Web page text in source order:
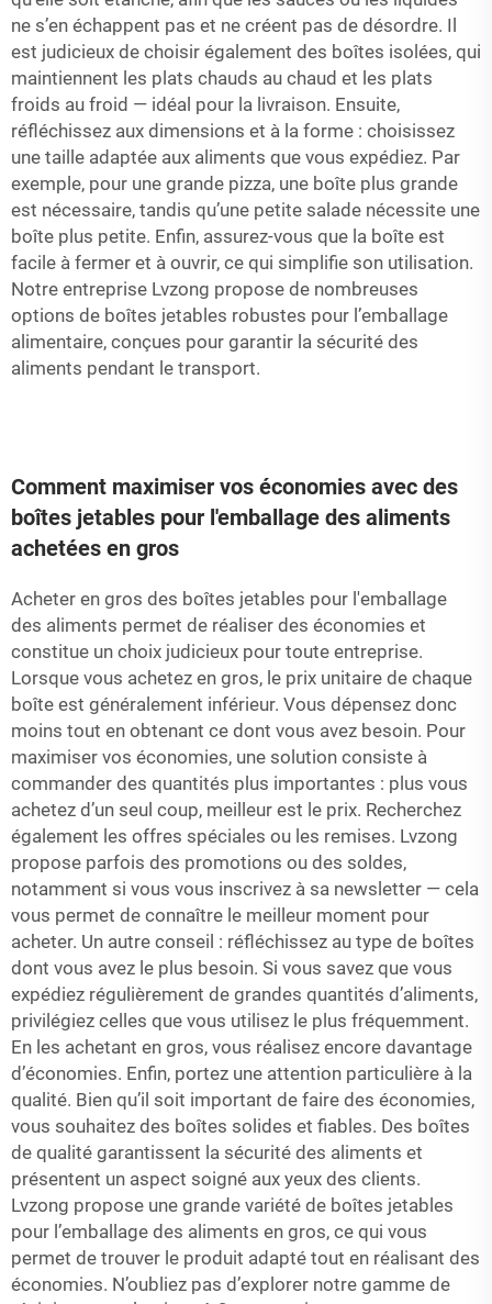
ne s’en échappent pas et ne créent pas de désordre. Il
est judicieux de choisir également des boîtes isolées, qui
maintiennent les plats chauds au chaud et les plats
froids au froid — idéal pour la livraison. Ensuite,
réfléchissez aux dimensions et à la forme : choisissez
une taille adaptée aux aliments que vous expédiez. Par
exemple, pour une grande pizza, une boîte plus grande
est nécessaire, tandis qu’une petite salade nécessite une
boîte plus petite. Enfin, assurez-vous que la boîte est
facile à fermer et à ouvrir, ce qui simplifie son utilisation.
Notre entreprise Lvzong propose de nombreuses
options de boîtes jetables robustes pour l’emballage
alimentaire, conçues pour garantir la sécurité des
aliments pendant le transport.
Comment maximiser vos économies avec des
boîtes jetables pour l'emballage des aliments
achetées en gros
Acheter en gros des boîtes jetables pour l'emballage
des aliments permet de réaliser des économies et
constitue un choix judicieux pour toute entreprise.
Lorsque vous achetez en gros, le prix unitaire de chaque
boîte est généralement inférieur. Vous dépensez donc
moins tout en obtenant ce dont vous avez besoin. Pour
maximiser vos économies, une solution consiste à
commander des quantités plus importantes : plus vous
achetez d’un seul coup, meilleur est le prix. Recherchez
également les offres spéciales ou les remises. Lvzong
propose parfois des promotions ou des soldes,
notamment si vous vous inscrivez à sa newsletter — cela
vous permet de connaître le meilleur moment pour
acheter. Un autre conseil : réfléchissez au type de boîtes
dont vous avez le plus besoin. Si vous savez que vous
expédiez régulièrement de grandes quantités d’aliments,
privilégiez celles que vous utilisez le plus fréquemment.
En les achetant en gros, vous réalisez encore davantage
d’économies. Enfin, portez une attention particulière à la
qualité. Bien qu’il soit important de faire des économies,
vous souhaitez des boîtes solides et fiables. Des boîtes
de qualité garantissent la sécurité des aliments et
présentent un aspect soigné aux yeux des clients.
Lvzong propose une grande variété de boîtes jetables
pour l’emballage des aliments en gros, ce qui vous
permet de trouver le produit adapté tout en réalisant des
économies. N’oubliez pas d’explorer notre gamme de